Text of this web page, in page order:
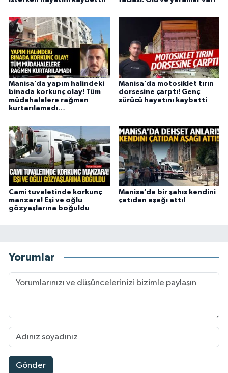
Manisa’da yapım halindeki
binada korkunç olay! Tüm
müdahalelere rağmen
kurtarılamadı…
Manisa’da motosiklet tırın
dorsesine çarptı! Genç
sürücü hayatını kaybetti
Cami tuvaletinde korkunç
manzara! Eşi ve oğlu
gözyaşlarına boğuldu
Manisa’da bir şahıs kendini
çatıdan aşağı attı!
Yorumlar
Gönder